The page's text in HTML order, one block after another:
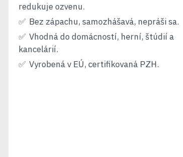
redukuje ozvenu.
Bez zápachu, samozhášavá, nepráši sa.
Vhodná do domácností, herní, štúdií a
kancelárií.
Vyrobená v EÚ, certifikovaná PZH.